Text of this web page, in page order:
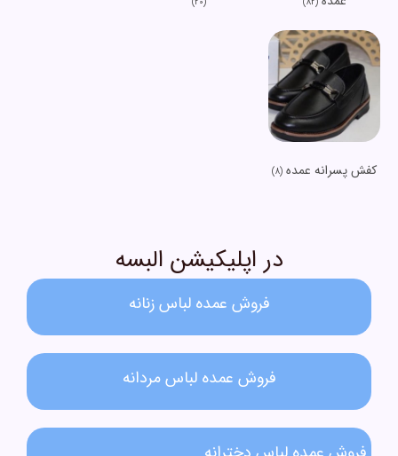
کفش پسرانه عمده (8)
در اپلیکیشن البسه
فروش عمده لباس زنانه​
فروش عمده لباس مردانه​